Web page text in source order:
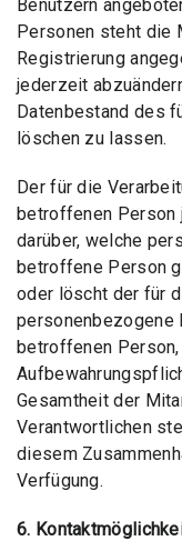
Benutzern
Personen steht die
Registrierung
jederzeit
Datenbestand des
löschen zu lassen.
Der für die
betroffenen Person
darüber, welche
betroffene Person
oder löscht der für
personenbezogene
betroffenen
Gesamtheit der
Verantwortlichen
diesem
Verfügung.
6.